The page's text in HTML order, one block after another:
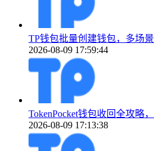
TP钱包批量创建钱包，多场
2026-08-09 17:59:44
TokenPocket钱包收回全攻略
2026-08-09 17:13:38